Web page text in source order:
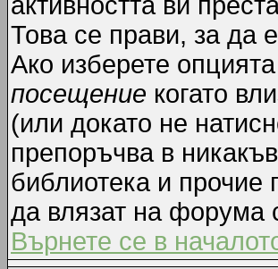
Това се прави, за да
Ако изберете опцията
посещение когато
(или докато не
препоръчва в
библиотека и прочие
да влязат на форума
Върнете се в